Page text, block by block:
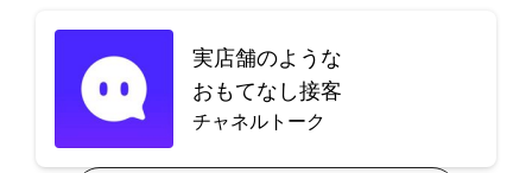
実店舗のような
おもてなし接客
チャネルトーク